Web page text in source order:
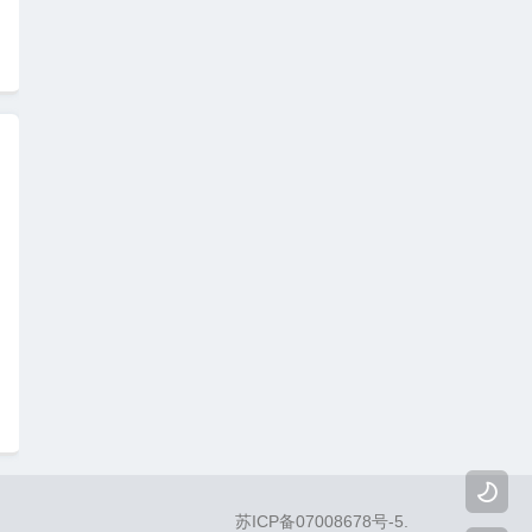

苏ICP备07008678号-5.